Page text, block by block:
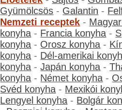
Gyümölcsös - Galantin -
Nemzeti receptek -
konyha - Francia konyha -
konyha - Orosz konyha -
konyha - Dél-amerikai
konyha -Japán konyha -
konyha - Német konyha -
Svéd konyha - Mexikói
Lengyel konyha - Bolgár